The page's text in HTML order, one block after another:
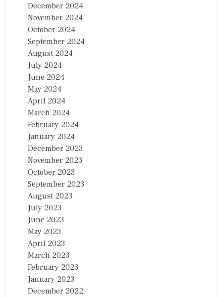
December 2024
November 2024
October 2024
September 2024
August 2024
July 2024
June 2024
May 2024
April 2024
March 2024
February 2024
January 2024
December 2023
November 2023
October 2023
September 2023
August 2023
July 2023
June 2023
May 2023
April 2023
March 2023
February 2023
January 2023
December 2022